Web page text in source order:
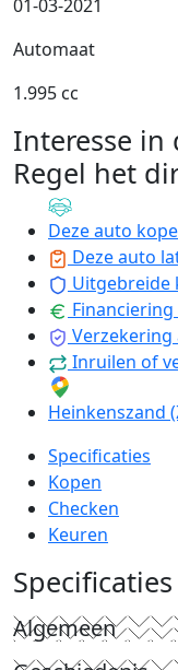
01-03-2021
Automaat
1.995 cc
Interesse in
Regel het
Deze auto
Deze auto
Uitgebreide
Inruilen of
Heinkenszand
Specificaties
Kopen
Checken
Keuren
Specificaties
Algemeen